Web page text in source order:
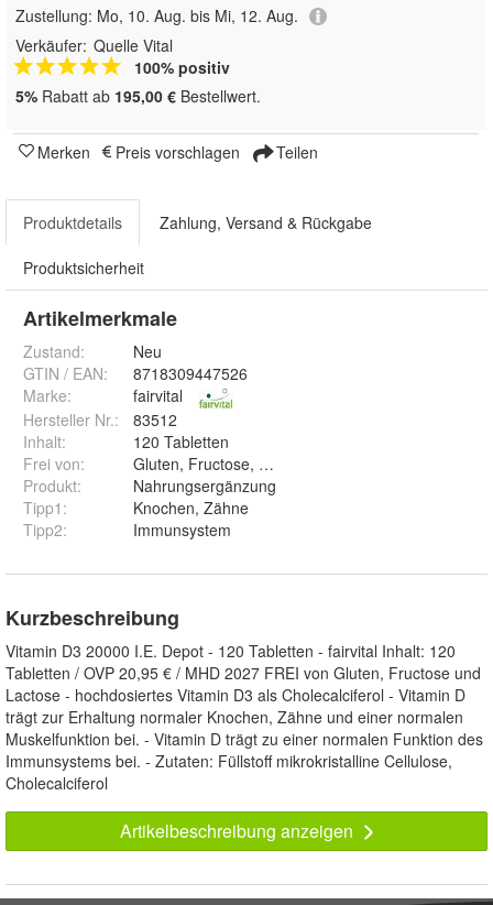
Zustellung: Mo, 10. Aug. bis Mi, 12. Aug.
Verkäufer: Quelle Vital
100% positiv
5% Rabatt ab 195,00 € Bestellwert.
Merken Preis vorschlagen Teilen
Produktdetails Zahlung, Versand & Rückgabe
Produktsicherheit
Artikelmerkmale
Zustand:
Neu
GTIN / EAN:
8718309447526
Marke:
fairvital
Hersteller Nr.:
83512
Inhalt:
120 Tabletten
Frei von:
Gluten, Fructose, Lactose
Produkt:
Nahrungsergänzung
Tipp1 :
Knochen, Zähne
Tipp2: Immunsystem
Kurzbeschreibung
Vitamin D3 20000 I.E. Depot - 120 Tabletten - fairvital Inhalt: 120
Tabletten / OVP 20,95 € / MHD 2027 FREI von Gluten, Fructose und
Lactose - hochdosiertes Vitamin D3 als Cholecalciferol - Vitamin D
trägt zur Erhaltung normaler Knochen, Zähne und einer normalen
Muskelfunktion bei. - Vitamin D trägt zu einer normalen Funktion des
Immunsystems bei. - Zutaten: Füllstoff mikrokristalline Cellulose,
Cholecalciferol
Artikelbeschreibung anzeigen